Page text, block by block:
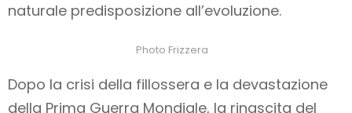
naturale predisposizione all’evoluzione.
Photo Frizzera
Dopo la crisi della fillossera e la devastazione
della Prima Guerra Mondiale, la rinascita del